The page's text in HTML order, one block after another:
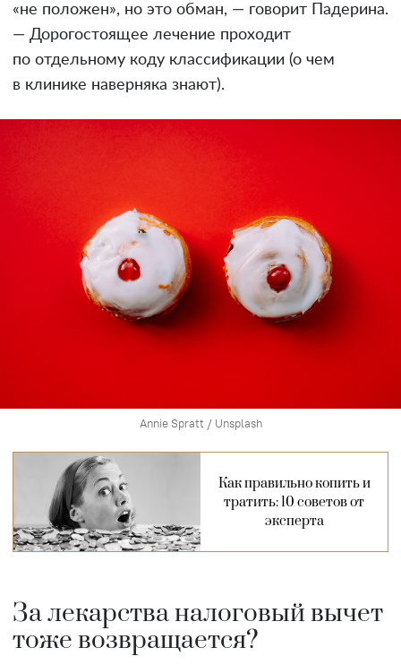
«не положен», но это обман, — говорит Падерина.
— Дорогостоящее лечение проходит
по отдельному коду классификации (о чем
в клинике наверняка знают).
Annie Spratt / Unsplash
Как правильно копить и
тратить: 10 советов от
эксперта
За лекарства налоговый вычет
тоже возвращается?